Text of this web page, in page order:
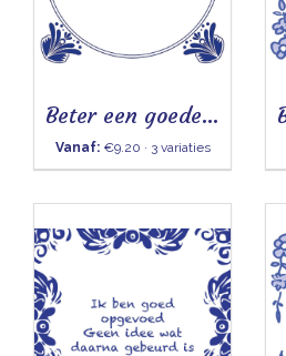
Beter een goede buur - Tegeltje
Vanaf:€9.20 · 3 variaties